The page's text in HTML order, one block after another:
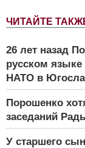
ЧИТАЙТЕ
26 лет назад
русском языке
НАТО в
Порошенко
заседаний
У старшего